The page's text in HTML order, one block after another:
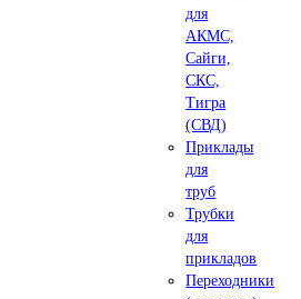
для
АКМС,
Сайги,
СКС,
Тигра
(СВД)
Приклады
для
труб
Трубки
для
прикладов
Переходники